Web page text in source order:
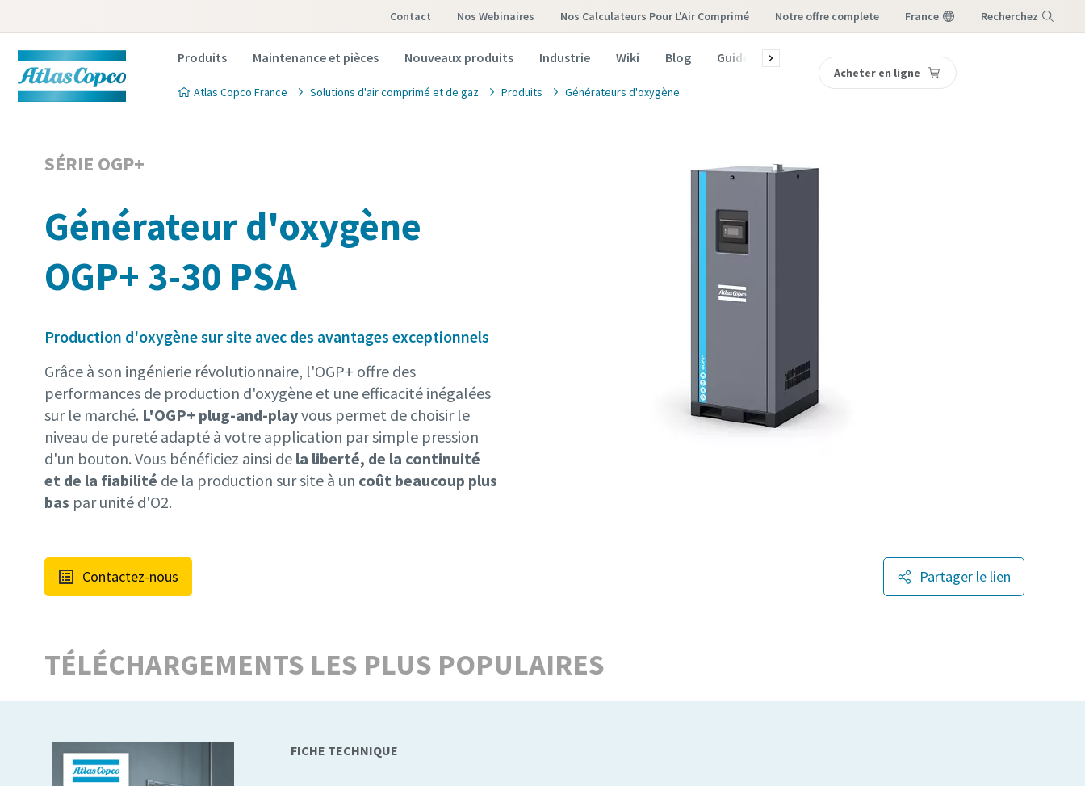
Contact Nos Webinaires Nos Calculateurs Pour L'Air Comprimé notre offre complete France Recherchez
Produits Maintenance et pièces Nouveaux produits Industrie Wiki Blog Guides Contactez-nous
Atlas Copco France Solutions d'air comprimé et de gaz Produits Générateurs d'oxygène
Acheter en ligne
SÉRIE OGP+
Générateur d'oxygène
OGP+ 3-30 PSA
Production d'oxygène sur site avec des avantages exceptionnels
Grâce à son ingénierie révolutionnaire, l'OGP+ offre des
performances de production d'oxygène et une efficacité inégalées
sur le marché. L'OGP+ plug-and-playvous permet de choisir le
niveau de pureté adapté à votre application par simple pression
d'un bouton. Vous bénéficiez ainsi de la liberté, de la continuité
et de la fiabilité de la production sur site à un coût beaucoup plus
bas par unité d'O2.
Contactez-nous Partager le lien
TÉLÉCHARGEMENTS LES PLUS POPULAIRES
FICHE TECHNIQUE